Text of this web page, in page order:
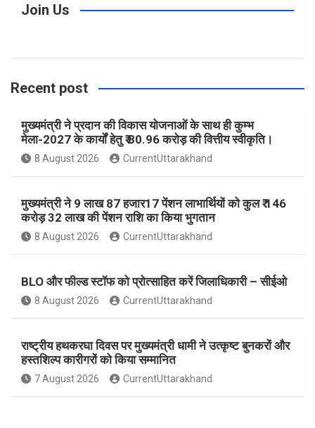
c
b
o
o
k
a
g
r
a
m
e
r
e
s
t
t
e
r
u
b
e
Join Us
Recent post
मुख्यमंत्री ने प्रदान की विकास योजनाओं के साथ ही कुम्भ
मेला-2027 के कार्यों हेतु ₹ 80.96 करोड़ की वित्तीय स्वीकृति।
8 August 2026 CurrentUttarakhand
मुख्यमंत्री ने 9 लाख 87 हजार17 पेंशन लाभार्थियों को कुल ₹ 146
करोड़ 32 लाख की पेंशन राशि का किया भुगतान
8 August 2026 CurrentUttarakhand
BLO और फील्ड स्टॉफ को प्रोत्साहित करें जिलाधिकारी – सीईओ
8 August 2026 CurrentUttarakhand
राष्ट्रीय हथकरघा दिवस पर मुख्यमंत्री धामी ने उत्कृष्ट बुनकरों और
हस्तशिल्प कारीगरों को किया सम्मानित
7 August 2026 CurrentUttarakhand